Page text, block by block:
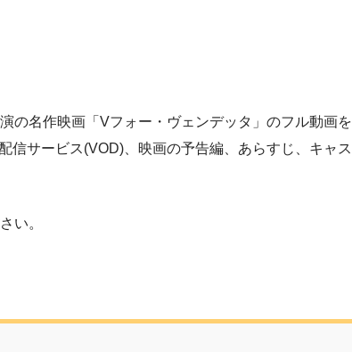
の名作映画「Vフォー・ヴェンデッタ」のフル動画を
信サービス(VOD)、映画の予告編、あらすじ、キャス
い。